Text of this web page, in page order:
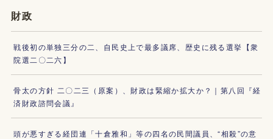
財政
戦後初の単独三分の二、自民史上で最多議席、歴史に残る選挙【衆
院選二〇二六】
骨太の方針 二〇二三（原案）、財政は緊縮か拡大か？｜第八回『経
済財政諮問会議』
頭が悪すぎる経団連「十倉雅和」等の四名の民間議員、“相殺”の意